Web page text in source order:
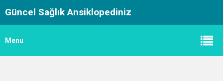
Güncel Sağlık Ansiklopediniz
Menu